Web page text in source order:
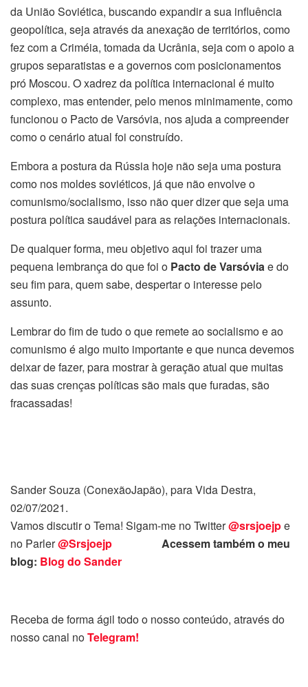
da União Soviética, buscando expandir a sua influência
geopolítica, seja através da anexação de territórios, como
fez com a Criméia, tomada da Ucrânia, seja com o apoio a
grupos separatistas e a governos com posicionamentos
pró Moscou. O xadrez da política internacional é muito
complexo, mas entender, pelo menos minimamente, como
funcionou o Pacto de Varsóvia, nos ajuda a compreender
como o cenário atual foi construído.
Embora a postura da Rússia hoje não seja uma postura
como nos moldes soviéticos, já que não envolve o
comunismo/socialismo, isso não quer dizer que seja uma
postura política saudável para as relações internacionais.
De qualquer forma, meu objetivo aqui foi trazer uma
pequena lembrança do que foi o Pacto de Varsóviae do
seu fim para, quem sabe, despertar o interesse pelo
assunto.
Lembrar do fim de tudo o que remete ao socialismo e ao
comunismo é algo muito importante e que nunca devemos
deixar de fazer, para mostrar à geração atual que muitas
das suas crenças políticas são mais que furadas, são
fracassadas!
Sander Souza (ConexãoJapão), para Vida Destra,
02/07/2021.
Vamos discutir o Tema! Sigam-me no Twitter@srsjoejpe
no Parler@Srsjoejp Acessem também o meu
blog: Blog do Sander
Receba de forma ágil todo o nosso conteúdo, através do
nosso canal noTelegram!